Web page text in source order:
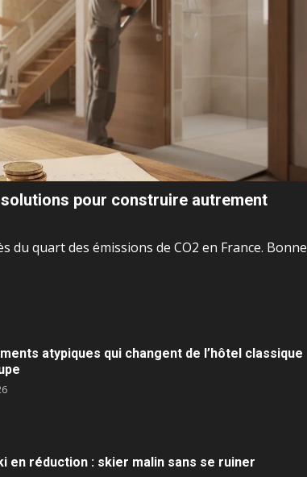
pour construire autrement
du quart des émissions de CO2 en France. Bonne
atypiques qui changent de l’hôtel classique
en réduction : skier malin sans se ruiner